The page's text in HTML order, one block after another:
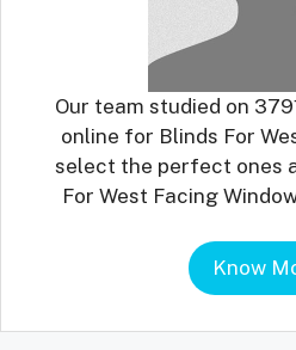
Our team studied on
online for Blinds For
select the perfect ones
For West Facing
Know